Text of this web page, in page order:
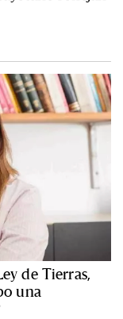
de Tierras,
una